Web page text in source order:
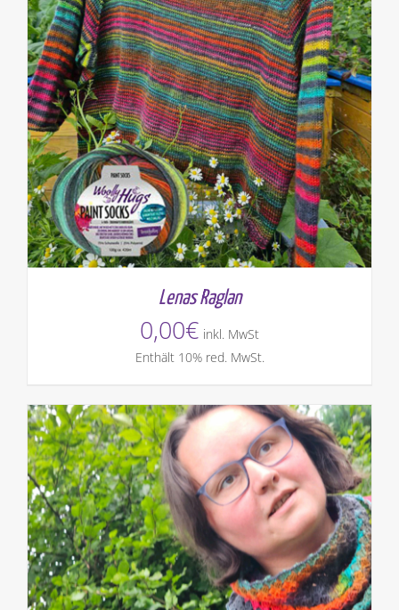
Lenas Raglan
0,00€ inkl. MwSt
Enthält 10% red. MwSt.